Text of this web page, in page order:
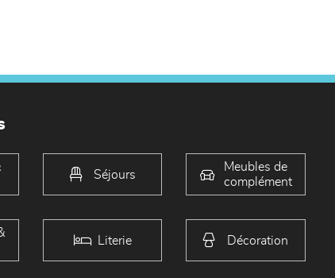
Séjours
Meubles de
complément
Literie Décoration